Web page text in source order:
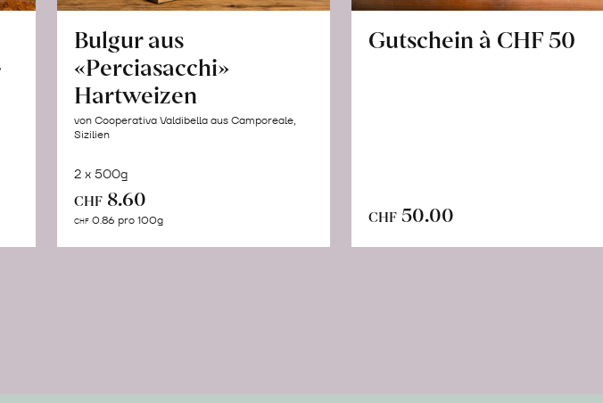
Bulgur aus
«Perciasacchi»
Hartweizen
von Cooperativa Valdibella aus Camporeale,
Sizilien
2 x 500g
CHF 8.60
CHF 0.86 pro 100g
Gutschein à CHF 50
CHF 50.00
Warenkorb